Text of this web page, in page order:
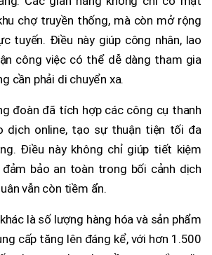
chợ truyền thống, mà còn mở rộng
tuyến. Điều này giúp công nhân, lao
công việc có thể dễ dàng tham gia
cần phải di chuyển xa.
đoàn đã tích hợp các công cụ thanh
dịch online, tạo sự thuận tiện tối đa
Điều này không chỉ giúp tiết kiệm
bảo an toàn trong bối cảnh dịch
vẫn còn tiềm ẩn.
là số lượng hàng hóa và sản phẩm
cấp tăng lên đáng kể, với hơn 1.500